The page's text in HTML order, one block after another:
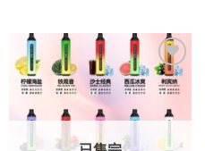
Add to
wishlist